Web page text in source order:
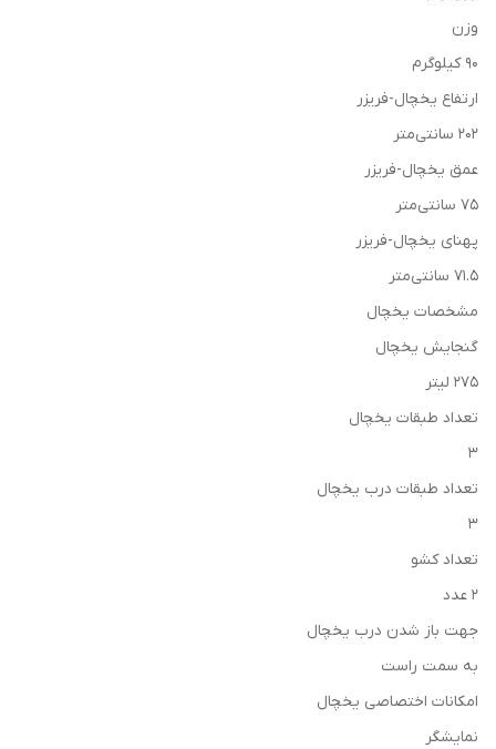
وزن
۹۰ کیلوگرم
ارتفاع یخچال-فریزر
۲۰۲ سانتی‌متر
عمق یخچال-فریزر
۷۵ سانتی‌متر
پهنای یخچال-فریزر
۷۱.۵ سانتی‌متر
مشخصات یخچال
گنجایش یخچال
۲۷۵ لیتر
تعداد طبقات یخچال
۳
تعداد طبقات درب یخچال
۳
تعداد کشو
۲ عدد
جهت باز شدن درب یخچال
به سمت راست
امکانات اختصاصی یخچال
نمایشگر